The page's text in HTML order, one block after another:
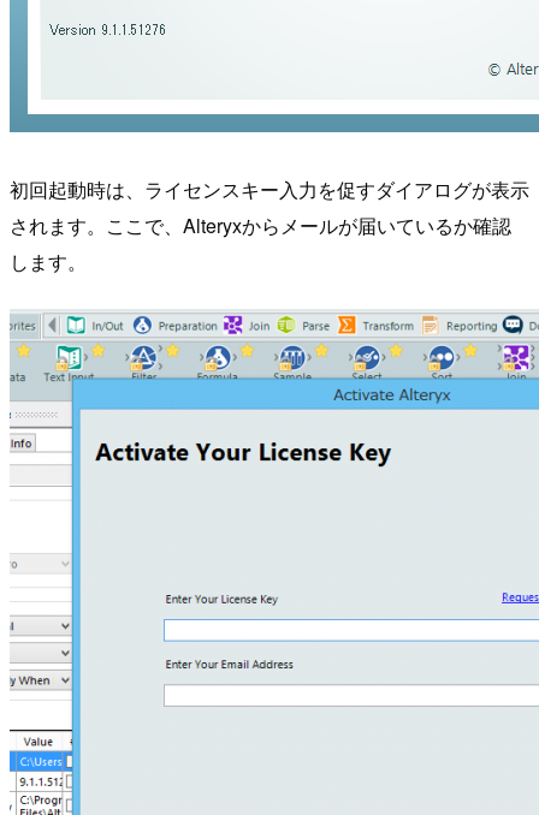
初回起動時は、ライセンスキー入力を促すダイアログが表示
されます。ここで、Alteryxからメールが届いているか確認
します。